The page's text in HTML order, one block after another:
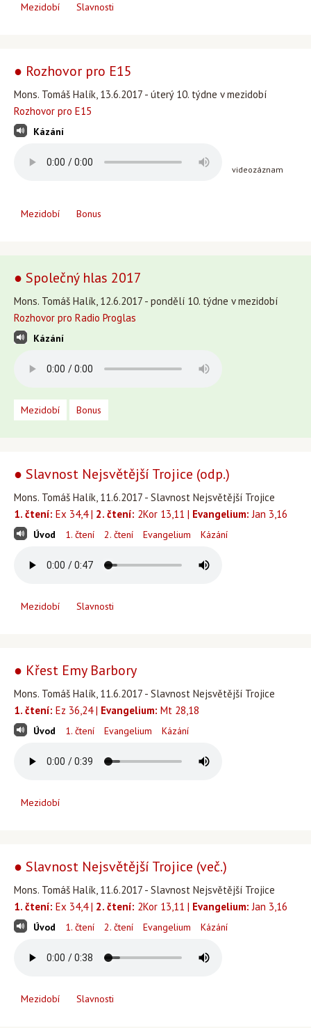
Mezidobí Slavnosti
● Rozhovor pro E15
Mons. Tomáš Halík, 13.6.2017 - úterý 10. týdne v mezidobí
Rozhovor pro E15
Kázání
videozáznam
Mezidobí Bonus
● Společný hlas 2017
Mons. Tomáš Halík, 12.6.2017 - pondělí 10. týdne v mezidobí
Rozhovor pro Radio Proglas
Kázání
Mezidobí Bonus
● Slavnost Nejsvětější Trojice (odp.)
Mons. Tomáš Halík, 11.6.2017 - Slavnost Nejsvětější Trojice
1. čtení: Ex 34,4 | 2. čtení: 2Kor 13,11 | Evangelium: Jan 3,16
Úvod 1. čtení 2. čtení Evangelium Kázání
Mezidobí Slavnosti
● Křest Emy Barbory
Mons. Tomáš Halík, 11.6.2017 - Slavnost Nejsvětější Trojice
1. čtení: Ez 36,24 | Evangelium: Mt 28,18
Úvod 1. čtení Evangelium Kázání
Mezidobí
● Slavnost Nejsvětější Trojice (več.)
Mons. Tomáš Halík, 11.6.2017 - Slavnost Nejsvětější Trojice
1. čtení: Ex 34,4 | 2. čtení: 2Kor 13,11 | Evangelium: Jan 3,16
Úvod 1. čtení 2. čtení Evangelium Kázání
Mezidobí Slavnosti